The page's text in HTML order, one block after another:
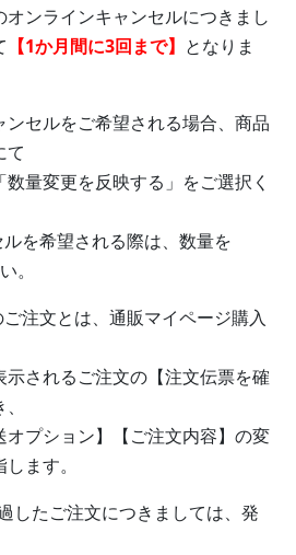
ンラインキャンセルにつきまし
【1か月間に3回まで】 となりま
セルをご希望される場合、商品
て
量変更を反映する」をご選択く
を希望される際は、数量を
。
注文とは、通販マイページ購入
されるご注文の【注文伝票を確
プション】【ご注文内容】の変
ます。
したご注文につきましては、発